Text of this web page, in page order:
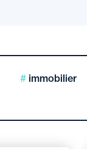
immobilier